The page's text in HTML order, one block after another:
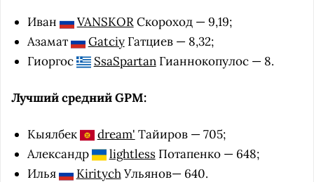
Иван VANSKORСкороход — 9,19;
Азамат
GatciyГатциев — 8,32;
Гиоргос
SsaSpartanГианнокопулос — 8.
Лучший средний GPM:
Кыялбек dream' Тайиров — 705;
Александр
lightlessПотапенко — 648;
Илья
KiritychУльянов— 640.